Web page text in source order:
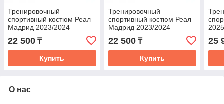
Тренировочный
спортивный костюм Реал
Мадрид 2023/2024
22 500 ₸
Купить
Тренировочный
спортивный костюм Реал
Мадрид 2023/2024
22 500₸
Купить
25
О нас